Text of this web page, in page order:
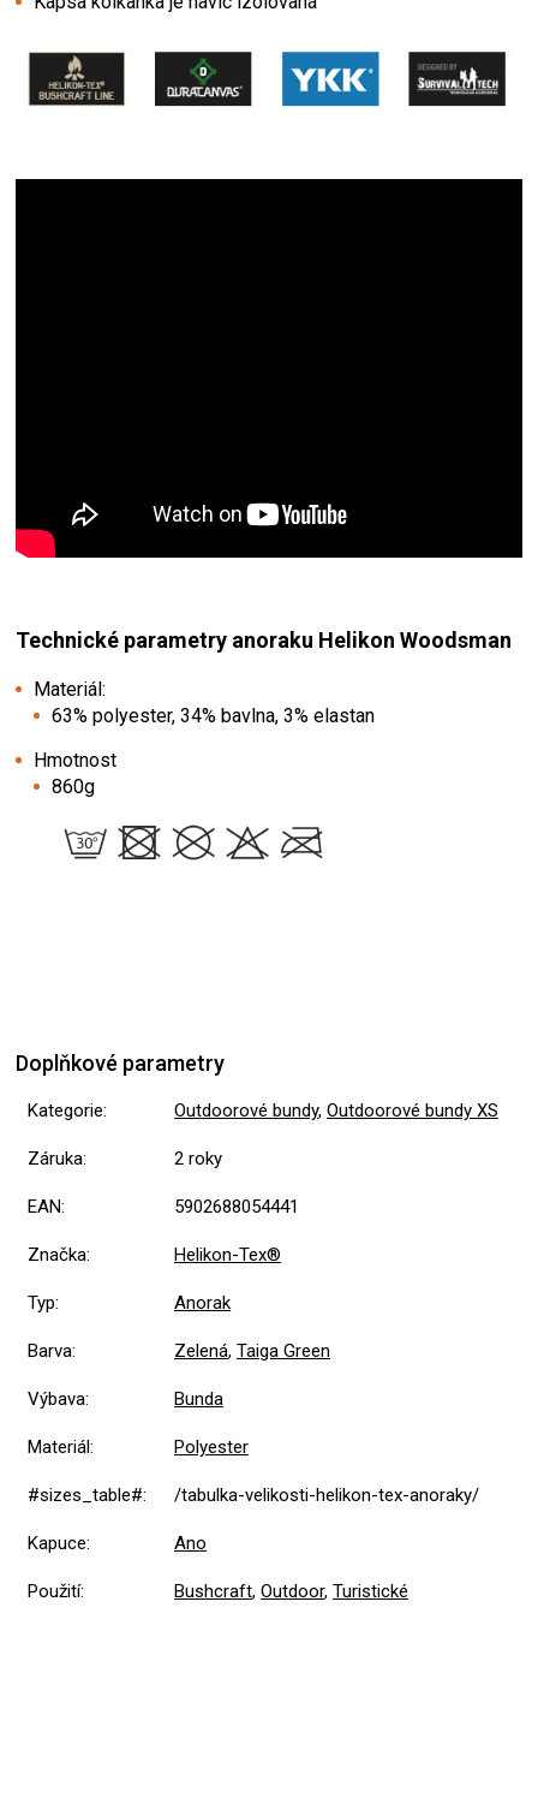
Technické parametry anoraku Helikon Woodsman
Materiál:
63% polyester, 34% bavlna, 3% elastan
Hmotnost
860g
Doplňkové parametry
Kategorie: Outdoorové bundy, Outdoorové bundy XS
Záruka: 2 roky
EAN: 5902688054441
Značka: Helikon-Tex®
Typ: Anorak
Barva: Zelená, Taiga Green
Výbava: Bunda
Materiál: Polyester
#sizes_table#: /tabulka-velikosti-helikon-tex-anoraky/
Kapuce: Ano
Použití: Bushcraft, Outdoor, Turistické